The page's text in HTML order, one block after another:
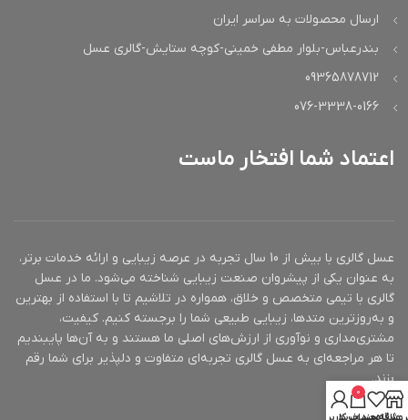
ارسال محصولات به سراسر ایران
بندرعباس-بلوار مطفی خمینی-کوچه ستایش-گالری عسل
09365878712
076-3338-0166
اعتماد شما افتخار ماست
عسل گالری با بیش از 10 سال تجربه در عرصه زیبایی و ارائه خدمات برتر،
به عنوان یکی از پیشروان صنعت زیبایی شناخته می‌شود. ما در عسل
گالری با تیمی متخصص و خلاق، همواره در تلاشیم تا با استفاده از بهترین
و به‌روزترین متدها، زیبایی طبیعی شما را برجسته کنیم. کیفیت،
مشتری‌مداری و نوآوری از ارزش‌های اصلی ما هستند و به آن‌ها پایبندیم
تا هر مراجعه‌ای به عسل گالری تجربه‌ای متفاوت و دلپذیر برای شما رقم
بزند.
علاقه مندی
0
سبد خرید
حساب کاربری من